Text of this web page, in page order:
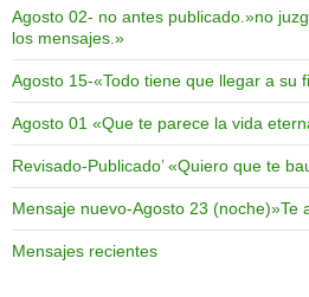
Agosto 02- no antes publicado.»no
los mensajes.»
Agosto 15-«Todo tiene que llegar a su
Agosto 01 «Que te parece la vida
Revisado-Publicado’ «Quiero que te
Mensaje nuevo-Agosto 23 (noche)»Te
Mensajes recientes